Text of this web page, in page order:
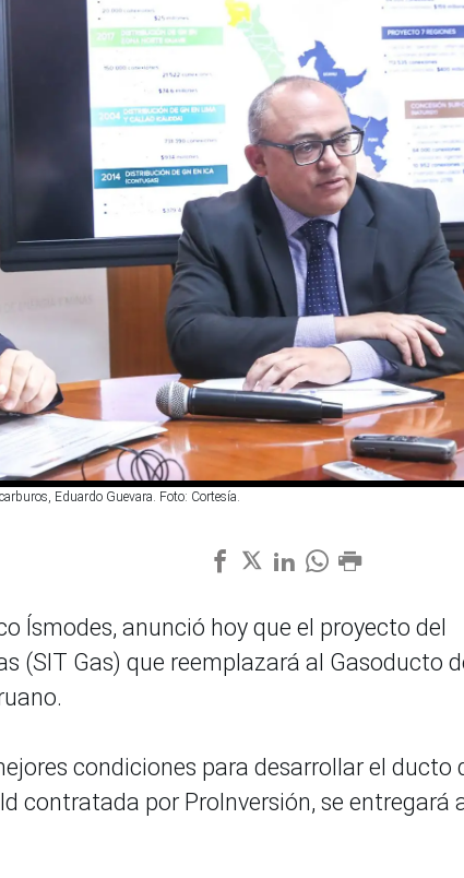
Eduardo Guevara. Foto: Cortesía.
Ísmodes, anunció hoy que el proyecto del
(SIT Gas) que reemplazará al Gasoducto
condiciones para desarrollar el ducto
contratada por ProInversión, se entregará